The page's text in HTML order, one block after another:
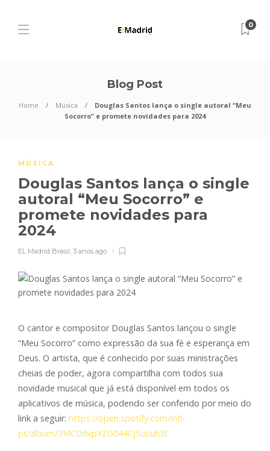
0
Blog Post
Home Música
Douglas Santos lança o single autoral “Meu
Socorro” e promete novidades para 2024
MÚSICA
Douglas Santos lança o single
autoral “Meu Socorro” e
promete novidades para
2024
EL Madrid Brasil, 3 anos ago
O cantor e compositor Douglas Santos lançou o single
“Meu Socorro” como expressão da sua fé e esperança em
Deus. O artista, que é conhecido por suas ministrações
cheias de poder, agora compartilha com todos sua
novidade musical que já está disponível em todos os
aplicativos de música, podendo ser conferido por meio do
link a seguir: https://open.spotify.com/intl-
pt/album/3MCD6vpXZG044CjSuLuh3t